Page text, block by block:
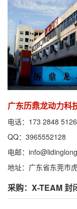
广东历鼎龙动力科
电话：173 2848 5126
QQ：3965552128
电邮：
地址：广东省东莞市
采购：X-TEAM 封